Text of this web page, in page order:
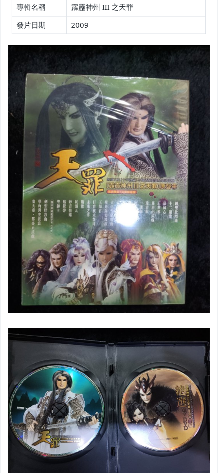
專輯名稱
霹靂神州 III 之天罪
發片日期
2009